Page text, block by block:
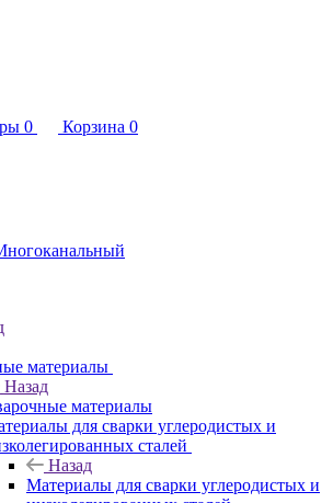
0 Корзина 0
материалы
Назад
материалы
для сварки углеродистых и
сталей
Назад
Материалы для сварки углеродистых и